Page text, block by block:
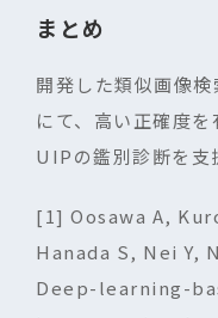
まとめ
開発した類似画像検
にて、高い正確度
UIPの鑑別診断を支
[1] Oosawa A,
Hanada S, Nei Y,
Deep-learning-